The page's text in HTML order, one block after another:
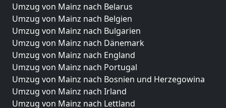
Umzug von Mainz nach Belarus
Umzug von Mainz nach Belgien
Umzug von Mainz nach Bulgarien
Umzug von Mainz nach Dänemark
Umzug von Mainz nach England
Umzug von Mainz nach Portugal
Umzug von Mainz nach Bosnien und Herzegowina
Umzug von Mainz nach Irland
Umzug von Mainz nach Lettland